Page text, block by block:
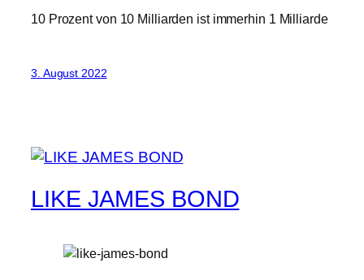
10 Prozent von 10 Milliarden ist immerhin 1 Milliarde
3. August 2022
LIKE JAMES BOND